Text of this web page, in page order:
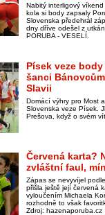
Nabitý interligový
kola si body zapsaly
Slovenska předehrál
dny dříve odešel z
PORUBA - VESELÍ.
Písek veze
šanci
Slavii
Domácí výhry pro Most
Slovenska veze Písek.
Prešova, když o svém
Červená karta?
zvláštní faul,
Zápas se nevyvíjel
přišla ještě její červená
vyloučením Michaela
rozhodně to však
Zdroj: hazenaporuba.cz